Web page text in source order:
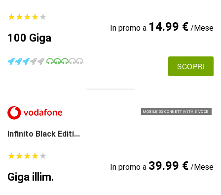
★★★★★
★★★★★
100 Giga
In promo a 14.99 €/Mese
SCOPRI
MOBILE 5G CONNETTIVITÀ E VOCE
Infinito Black Editi...
★★★★★
★★★★★
Giga illim.
In promo a 39.99 €/Mese